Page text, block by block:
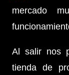
mercado
Al salir nos
tienda de